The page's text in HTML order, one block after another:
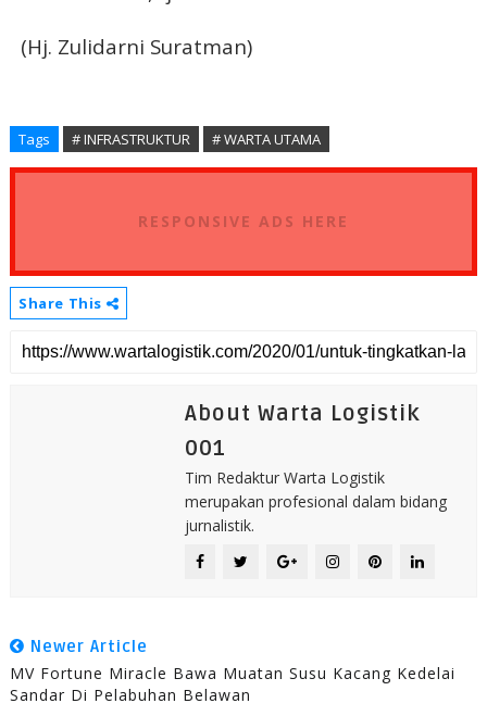
(Hj. Zulidarni Suratman)
Tags # INFRASTRUKTUR # WARTA UTAMA
RESPONSIVE ADS HERE
Share This
About Warta Logistik
001
Tim Redaktur Warta Logistik
merupakan profesional dalam bidang
jurnalistik.
Newer Article
MV Fortune Miracle Bawa Muatan Susu Kacang Kedelai
Sandar Di Pelabuhan Belawan